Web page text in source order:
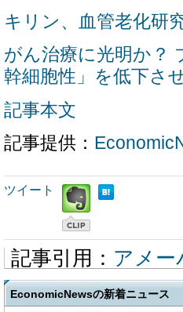
キリン、血管老化研
がん治療に光明か？
幹細胞性」を低下さ
記事本文
記事提供：
ツイート
記事引用： アメー
EconomicNewsの新着ニュース